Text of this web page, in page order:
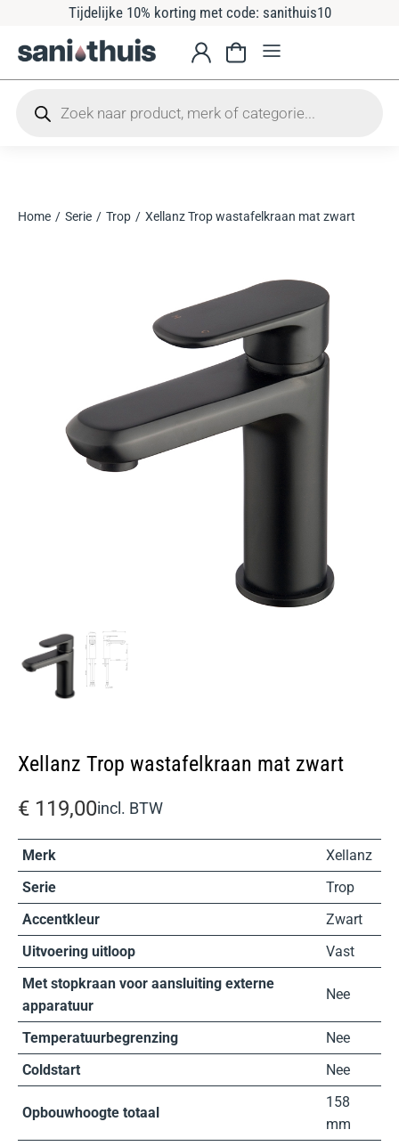
Tijdelijke 10% korting met code: sanithuis10
Je bent hier:
Home Serie Trop Xellanz Trop wastafelkraan mat zwart
Xellanz Trop wastafelkraan mat zwart
€ 119,00incl. BTW
Merk
Xellanz
Serie
Trop
Accentkleur
Zwart
Uitvoering uitloop
Vast
Met stopkraan voor aansluiting externe
apparatuur
Nee
Temperatuurbegrenzing
Nee
Coldstart
Nee
Opbouwhoogte totaal
158
mm